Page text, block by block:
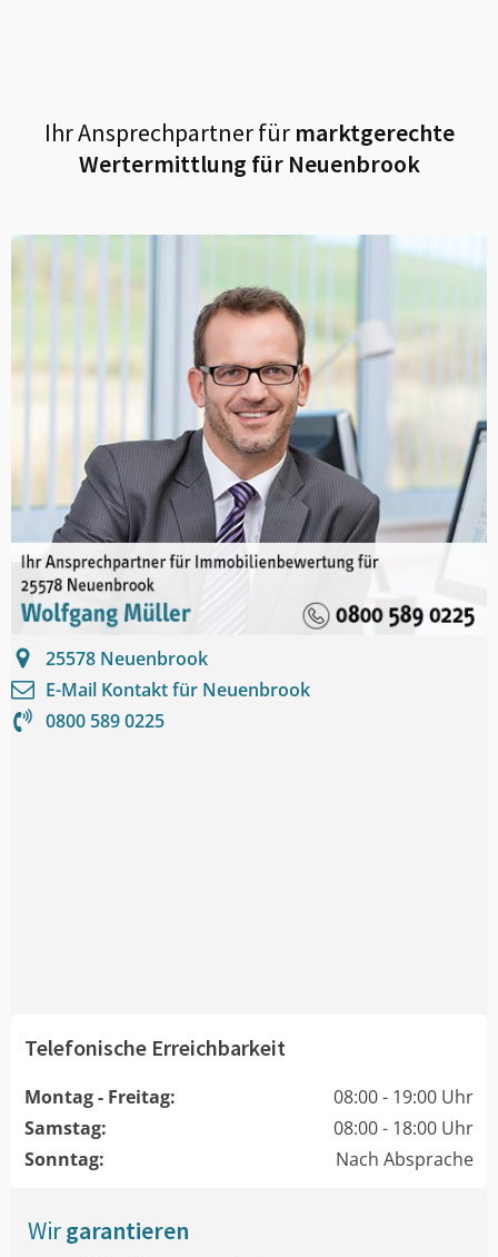
Ihr Ansprechpartner fürmarktgerechte
Wertermittlung für Neuenbrook
25578 Neuenbrook
E-Mail Kontakt für Neuenbrook
0800 589 0225
Telefonische Erreichbarkeit
Montag - Freitag:
08:00 - 19:00 Uhr
Samstag:
08:00 - 18:00 Uhr
Sonntag:
Nach Absprache
Wirgarantieren